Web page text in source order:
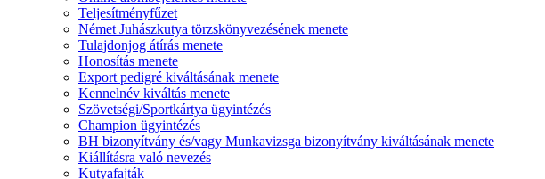
Teljesítményfűzet
Német Juhászkutya törzskönyvezésének menete
Tulajdonjog átírás menete
Honosítás menete
Export pedigré kiváltásának menete
Kennelnév kiváltás menete
Szövetségi/Sportkártya ügyintézés
Champion ügyintézés
BH bizonyítvány és/vagy Munkavizsga bizonyítvány kiváltásának menete
Kiállításra való nevezés
Kutyafajták